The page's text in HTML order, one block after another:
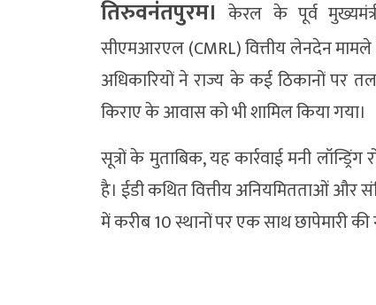
तिरुवनंतपुरम। केरल के पूर्व
सीएमआरएल (CMRL) वित्तीय लेनदेन मामले
अधिकारियों ने राज्य के कई ठिकानों पर
किराए के आवास को भी शामिल किया गया।
सूत्रों के मुताबिक, यह कार्रवाई मनी
है। ईडी कथित वित्तीय अनियमितताओं और
में करीब 10 स्थानों पर एक साथ छापेमारी की